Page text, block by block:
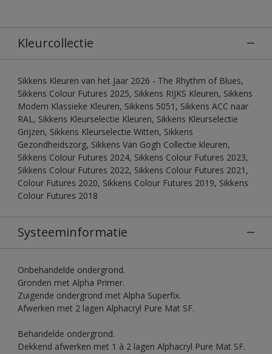
Kleurcollectie
Sikkens Kleuren van het Jaar 2026 - The Rhythm of Blues,
Sikkens Colour Futures 2025, Sikkens RIJKS Kleuren, Sikkens
Modern Klassieke Kleuren, Sikkens 5051, Sikkens ACC naar
RAL, Sikkens Kleurselectie Kleuren, Sikkens Kleurselectie
Grijzen, Sikkens Kleurselectie Witten, Sikkens
Gezondheidszorg, Sikkens Van Gogh Collectie kleuren,
Sikkens Colour Futures 2024, Sikkens Colour Futures 2023,
Sikkens Colour Futures 2022, Sikkens Colour Futures 2021,
Colour Futures 2020, Sikkens Colour Futures 2019, Sikkens
Colour Futures 2018
Systeeminformatie
Onbehandelde ondergrond.
Gronden met Alpha Primer.
Zuigende ondergrond met Alpha Superfix.
Afwerken met 2 lagen Alphacryl Pure Mat SF.
Behandelde ondergrond.
Dekkend afwerken met 1 à 2 lagen Alphacryl Pure Mat SF.